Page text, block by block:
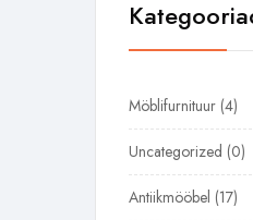
Möblifurnituur 4
Uncategorized 0
Antiikmööbel 17